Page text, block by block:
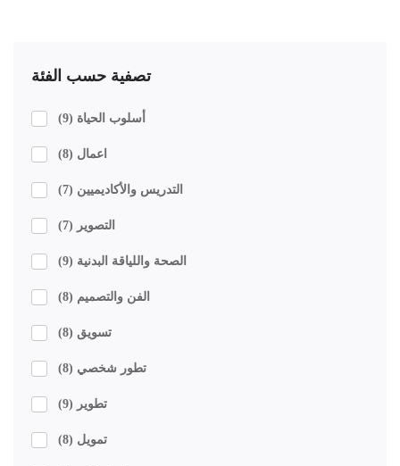
تصفية حسب الفئة
أسلوب الحياة (9)
اعمال (8)
التدريس والأكاديميين (7)
التصوير (7)
الصحة واللياقة البدنية (9)
الفن والتصميم (8)
تسويق (8)
تطور شخصي (8)
تطوير (9)
تمويل (8)